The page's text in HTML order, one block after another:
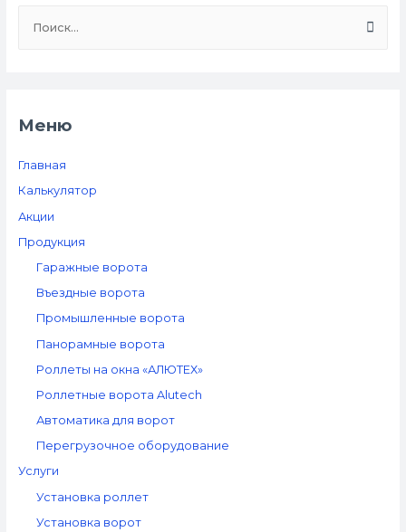
Меню
Главная
Калькулятор
Акции
Продукция
Гаражные ворота
Въездные ворота
Промышленные ворота
Панорамные ворота
Роллеты на окна «АЛЮТЕХ»
Роллетные ворота Alutech
Автоматика для ворот
Перегрузочное оборудование
Услуги
Установка роллет
Установка ворот